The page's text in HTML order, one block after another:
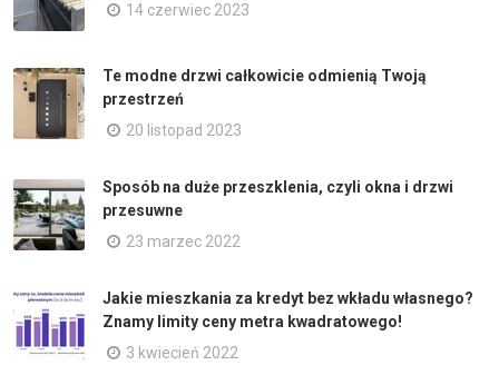
14 czerwiec 2023
Te modne drzwi całkowicie odmienią Twoją
przestrzeń
20 listopad 2023
Sposób na duże przeszklenia, czyli okna i drzwi
przesuwne
23 marzec 2022
Jakie mieszkania za kredyt bez wkładu własnego?
Znamy limity ceny metra kwadratowego!
3 kwiecień 2022